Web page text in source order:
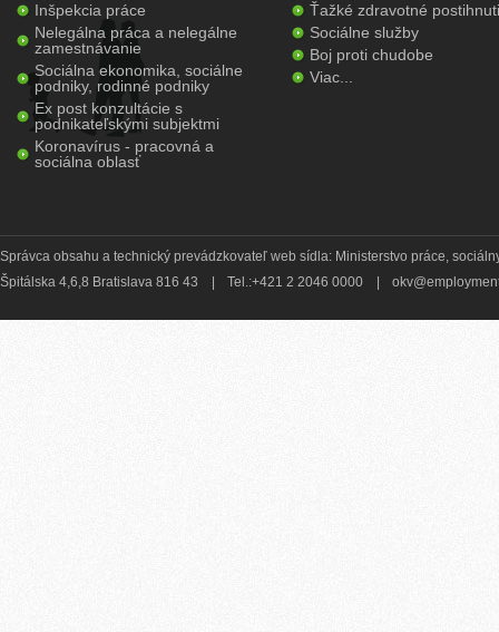
Inšpekcia práce
Nelegálna práca a nelegálne
zamestnávanie
Sociálna ekonomika, sociálne
podniky, rodinné podniky
Ex post konzultácie s
podnikateľskými subjektmi
Koronavírus - pracovná a
sociálna oblasť
Ťažké zdravotné
Sociálne služby
Boj proti chudobe
Viac...
Správca obsahu a technický prevádzkovateľ web sídla: Ministerstvo práce,
Špitálska 4,6,8 Bratislava 816 43
Tel.:+421 2 2046 0000